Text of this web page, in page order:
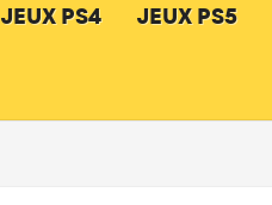
JEUX PS4 JEUX PS5